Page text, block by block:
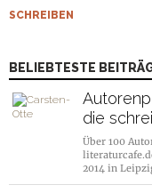
SCHREIBEN
BELIEBTESTE
die
Über 100
2014 in